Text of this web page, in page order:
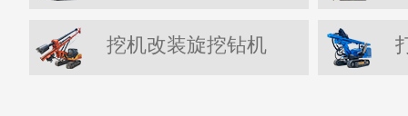
挖机改装旋挖钻机